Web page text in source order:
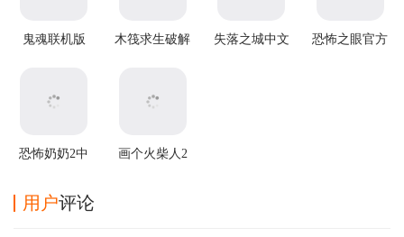
鬼魂联机版
木筏求生破解
失落之城中文
恐怖之眼官方
恐怖奶奶2中
画个火柴人2
用户评论